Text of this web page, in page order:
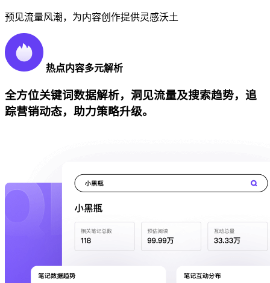
预见流量风潮，为内容创作提供灵感沃土
热点内容多元解析
全方位关键词数据解析，洞见流量及搜索趋势，追
踪营销动态，助力策略升级。